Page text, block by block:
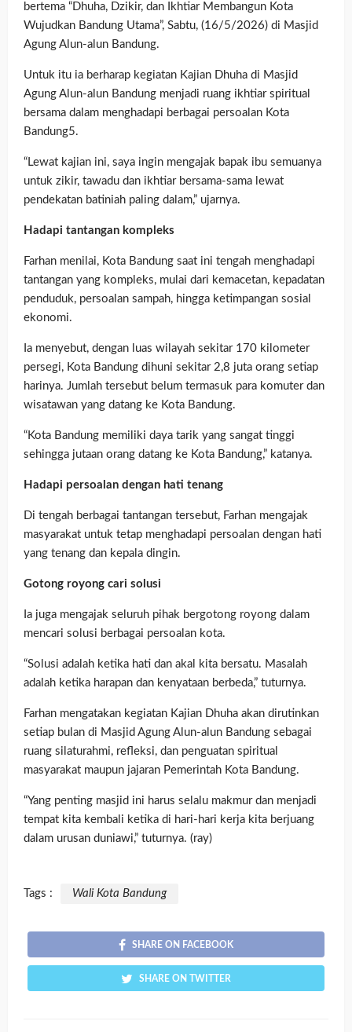
bertema “Dhuha, Dzikir, dan Ikhtiar Membangun Kota
Wujudkan Bandung Utama”, Sabtu, (16/5/2026) di Masjid
Agung Alun-alun Bandung.
Untuk itu ia berharap kegiatan Kajian Dhuha di Masjid
Agung Alun-alun Bandung menjadi ruang ikhtiar spiritual
bersama dalam menghadapi berbagai persoalan Kota
Bandung5.
“Lewat kajian ini, saya ingin mengajak bapak ibu semuanya
untuk zikir, tawadu dan ikhtiar bersama-sama lewat
pendekatan batiniah paling dalam,” ujarnya.
Hadapi tantangan kompleks
Farhan menilai, Kota Bandung saat ini tengah menghadapi
tantangan yang kompleks, mulai dari kemacetan, kepadatan
penduduk, persoalan sampah, hingga ketimpangan sosial
ekonomi.
Ia menyebut, dengan luas wilayah sekitar 170 kilometer
persegi, Kota Bandung dihuni sekitar 2,8 juta orang setiap
harinya. Jumlah tersebut belum termasuk para komuter dan
wisatawan yang datang ke Kota Bandung.
“Kota Bandung memiliki daya tarik yang sangat tinggi
sehingga jutaan orang datang ke Kota Bandung,” katanya.
Hadapi persoalan dengan hati tenang
Di tengah berbagai tantangan tersebut, Farhan mengajak
masyarakat untuk tetap menghadapi persoalan dengan hati
yang tenang dan kepala dingin.
Gotong royong cari solusi
Ia juga mengajak seluruh pihak bergotong royong dalam
mencari solusi berbagai persoalan kota.
“Solusi adalah ketika hati dan akal kita bersatu. Masalah
adalah ketika harapan dan kenyataan berbeda,” tuturnya.
Farhan mengatakan kegiatan Kajian Dhuha akan dirutinkan
setiap bulan di Masjid Agung Alun-alun Bandung sebagai
ruang silaturahmi, refleksi, dan penguatan spiritual
masyarakat maupun jajaran Pemerintah Kota Bandung.
“Yang penting masjid ini harus selalu makmur dan menjadi
tempat kita kembali ketika di hari-hari kerja kita berjuang
dalam urusan duniawi,” tuturnya. (ray)
Tags : Wali Kota Bandung
SHARE ON FACEBOOK
SHARE ON TWITTER